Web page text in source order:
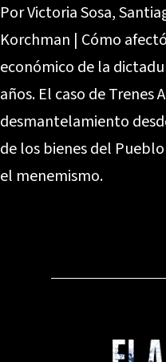
Por Victoria Sosa,
Korchman | Cómo
económico de la
años. El caso de Trenes
desmantelamiento
de los bienes del
el menemismo.